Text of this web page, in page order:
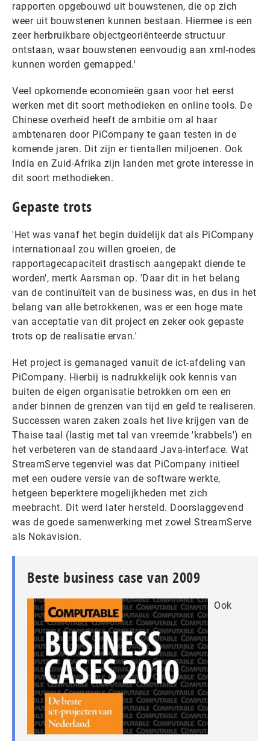
rapporten opgebouwd uit bouwstenen, die op zich
weer uit bouwstenen kunnen bestaan. Hiermee is een
zeer herbruikbare objectgeoriënteerde structuur
ontstaan, waar bouwstenen eenvoudig aan xml-nodes
kunnen worden gemapped.'
Veel opkomende economieën gaan voor het eerst
werken met dit soort methodieken en online tools. De
Chinese overheid heeft de ambitie om al haar
ambtenaren door PiCompany te gaan testen in de
komende jaren. Dit zijn er tientallen miljoenen. Ook
India en Zuid-Afrika zijn landen met grote interesse in
dit soort methodieken.
Gepaste trots
'Het was vanaf het begin duidelijk dat als PiCompany
internationaal zou willen groeien, de
rapportagecapaciteit drastisch aangepakt diende te
worden', mertk Aarsman op. 'Daar dit in het belang
van de continuïteit van de business was, en dus in het
belang van alle betrokkenen, was er een hoge mate
van acceptatie van dit project en zeker ook gepaste
trots op de realisatie ervan.'
Het project is gemanaged vanuit de ict-afdeling van
PiCompany. Hierbij is nadrukkelijk ook kennis van
buiten de eigen organisatie betrokken om een en
ander binnen de grenzen van tijd en geld te realiseren.
Successen waren zaken zoals het live krijgen van de
Thaise taal (lastig met tal van vreemde 'krabbels') en
het verbeteren van de standaard Java-interface. Wat
StreamServe tegenviel was dat PiCompany initieel
met een oudere versie van de software werkte,
hetgeen beperktere mogelijkheden met zich
meebracht. Dit werd later hersteld. Doorslaggevend
was de goede samenwerking met zowel StreamServe
als Nokavision.
Beste business case van 2009
Ook